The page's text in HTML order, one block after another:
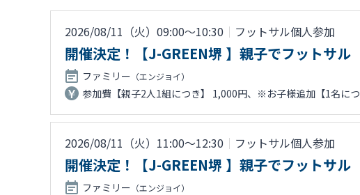
2026/08/11（火）09:00〜10:30 ｜ フットサル個人参加
開催決定！【J-GREEN堺 】親子でフットサル
ファミリー （エンジョイ）
参加費【親子2人1組につき】 1,000円、※お子様追加【1名に
2026/08/11（火）11:00〜12:30 ｜ フットサル個人参加
開催決定！【J-GREEN堺 】親子でフットサル
ファミリー （エンジョイ）